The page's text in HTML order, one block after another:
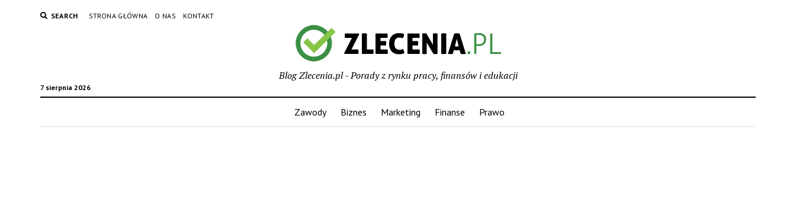
SEARCH STRONA GŁÓWNA O NAS KONTAKT
7 sierpnia 2026
Blog Zlecenia.pl - Porady z rynku pracy, finansów i edukacji
Zawody Biznes Marketing Finanse Prawo